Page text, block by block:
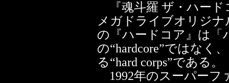
『魂斗羅 ザ・ハード
メガドライブオリジ
の『ハードコア』は「
の“hardcore”ではなく
る“hard corps”である。
1992年のスーパーフ